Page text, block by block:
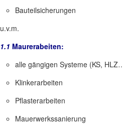
Bauteilsicherungen
u.v.m.
1.1 Maurerabeiten:
alle gängigen Systeme (KS,
Klinkerarbeiten
Pflasterarbeiten
Mauerwerkssanierung